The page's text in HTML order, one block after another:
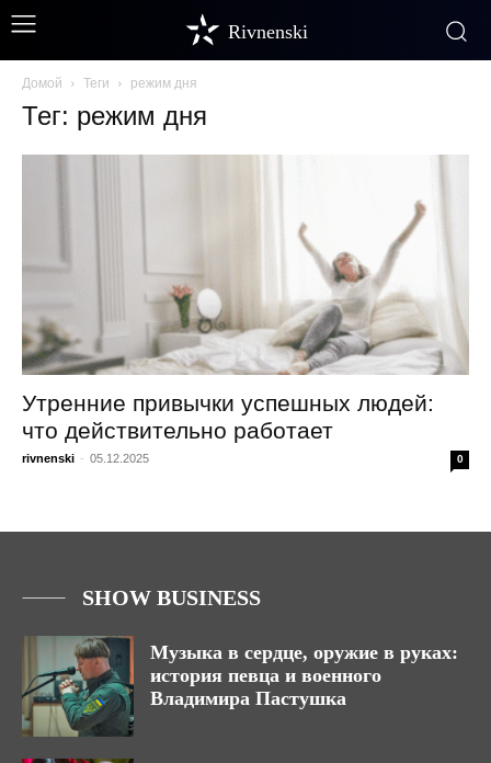
Rivnenski
Домой Теги режим дня
Тег: режим дня
Утренние привычки успешных людей:
что действительно работает
rivnenski - 05.12.2025 0
SHOW BUSINESS
Музыка в сердце, оружие в руках:
история певца и военного
Владимира Пастушка